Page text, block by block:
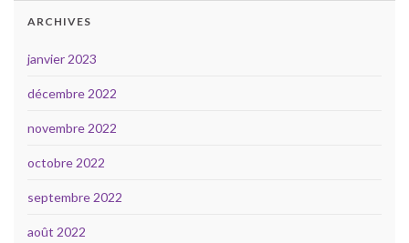
ARCHIVES
janvier 2023
décembre 2022
novembre 2022
octobre 2022
septembre 2022
août 2022